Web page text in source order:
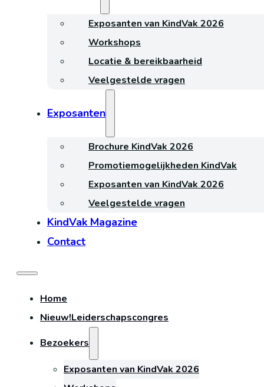
Exposanten van KindVak 2026
Workshops
Locatie & bereikbaarheid
Veelgestelde vragen
Exposanten
Brochure KindVak 2026
Promotiemogelijkheden KindVak
Exposanten van KindVak 2026
Veelgestelde vragen
KindVak Magazine
Contact
Home
Nieuw!Leiderschapscongres
Bezoekers
Exposanten van KindVak 2026